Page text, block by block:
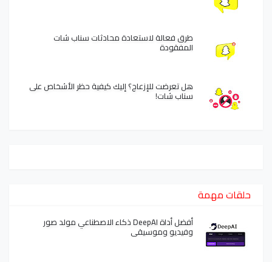
طرق فعالة لاستعادة محادثات سناب شات
المفقودة
هل تعرضت للإزعاج؟ إليك كيفية حظر الأشخاص على
سناب شات!
حلقات مهمة
أفضل أداة DeepAI ذكاء الاصطناعي مولد صور
وفيديو وموسيقى